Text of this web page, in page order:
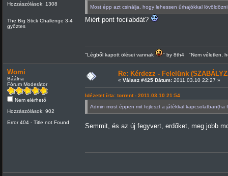
Hozzászólások: 1308
The Big Stick Challenge 3-4
győztes
Most épp azt csinálja, hogy lehessen űrhajókkal
Miért pont focilabdát?
"Légből kapott ölései vannak " by 8th4 "Nem véletlen,
Womi
Báálna
Fórum Moderátor
Nem elérhető
Hozzászólások: 902
Error 404 - Title not Found
Re: Kérdezz - Felelünk
« Válasz #425 Dátum:2011.03.10 22:27 »
Idézetet írta: torrent - 2011.03.10 21:54
Admin most éppen mit fejleszt a játékkal
Semmit, és az új fegyvert, erdőket, meg jobb